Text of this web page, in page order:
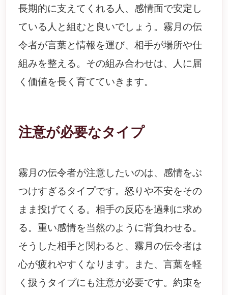
長期的に支えてくれる人、感情面で安定し
ている人と組むと良いでしょう。霧月の伝
令者が言葉と情報を運び、相手が場所や仕
組みを整える。その組み合わせは、人に届
く価値を長く育てていきます。
注意が必要なタイプ
霧月の伝令者が注意したいのは、感情をぶ
つけすぎるタイプです。怒りや不安をその
まま投げてくる。相手の反応を過剰に求め
る。重い感情を当然のように背負わせる。
そうした相手と関わると、霧月の伝令者は
心が疲れやすくなります。また、言葉を軽
く扱うタイプにも注意が必要です。約束を